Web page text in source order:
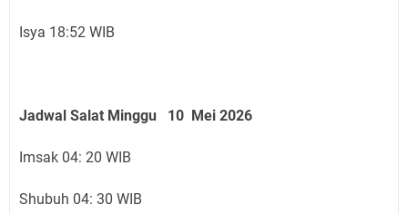
Isya 18:52 WIB
Jadwal Salat Minggu 10 Mei 2026
Imsak 04: 20 WIB
Shubuh 04: 30 WIB